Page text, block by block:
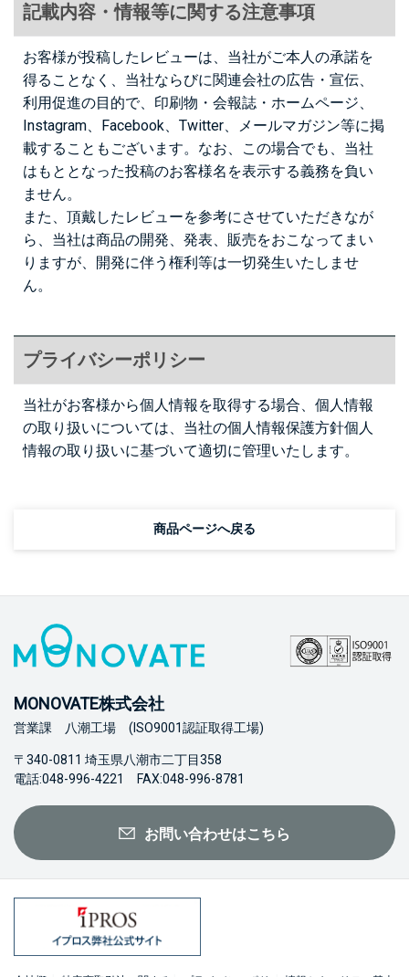
記載内容・情報等に関する注意事項
お客様が投稿したレビューは、当社がご本人の承諾を
得ることなく、当社ならびに関連会社の広告・宣伝、
利用促進の目的で、印刷物・会報誌・ホームページ、
Instagram、Facebook、Twitter、メールマガジン等に掲
載することもございます。なお、この場合でも、当社
はもととなった投稿のお客様名を表示する義務を負い
ません。
また、頂戴したレビューを参考にさせていただきなが
ら、当社は商品の開発、発表、販売をおこなってまい
りますが、開発に伴う権利等は一切発生いたしませ
ん。
プライバシーポリシー
当社がお客様から個人情報を取得する場合、個人情報
の取り扱いについては、当社の個人情報保護方針個人
情報の取り扱いに基づいて適切に管理いたします。
MONOVATE株式会社
営業課 八潮工場 (ISO9001認証取得工場)
〒340-0811 埼玉県八潮市二丁目358
電話:048-996-4221 FAX:048-996-8781
お問い合わせはこちら